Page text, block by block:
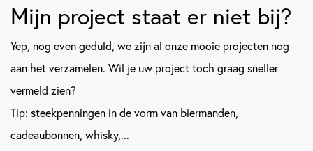
Mijn project staat er niet bij?
Yep, nog even geduld, we zijn al onze mooie projecten nog
aan het verzamelen. Wil je uw project toch graag sneller
vermeld zien?
Tip: steekpenningen in de vorm van biermanden,
cadeaubonnen, whisky,...